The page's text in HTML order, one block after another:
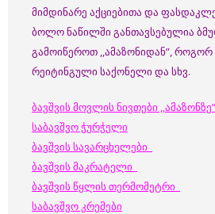
მიმდინარე აქციებითა და
ბოლო ნაწილში განთავსებულია
გამოიწეროთ ,,ამაზონიდან”,
რეიტინგული საქონელი და სხვ.
ბავშვის მოვლის ნივთები ,,ამაზონზე”
საბავშვო ჭურჭელი
ბავშვის სავარცხელები
ბავშვის მაკრატელი
ბავშვის წყლის თერმომეტრი
საბავშვო კრემები